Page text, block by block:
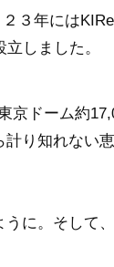
３年にはKIRe
しました。
ドーム約
り知れない
に。そして